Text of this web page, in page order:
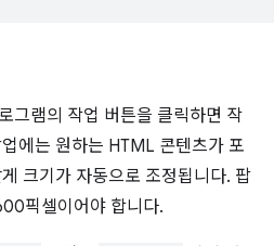
그램의 작업 버튼을 클릭하면 작
에는 원하는 HTML 콘텐츠가 포
크기가 자동으로 조정됩니다. 팝
픽셀이어야 합니다.